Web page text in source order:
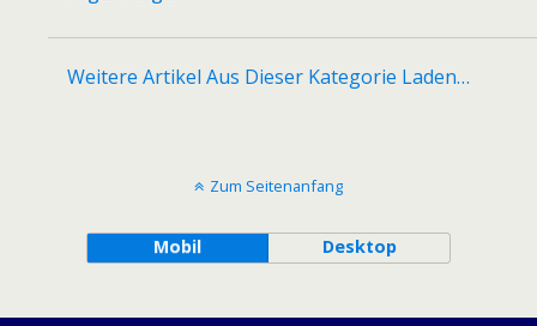
Weitere Artikel Aus Dieser Kategorie Laden…
Zum Seitenanfang
Mobil Desktop